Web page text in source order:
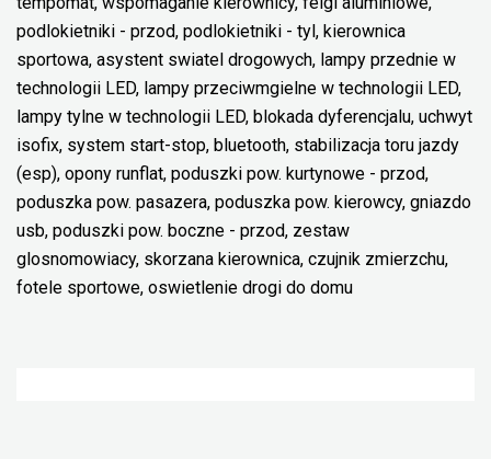
podlokietniki - przod, podlokietniki - tyl, kierownica
sportowa, asystent swiatel drogowych, lampy przednie w
technologii LED, lampy przeciwmgielne w technologii LED,
lampy tylne w technologii LED, blokada dyferencjalu, uchwyt
isofix, system start-stop, bluetooth, stabilizacja toru jazdy
(esp), opony runflat, poduszki pow. kurtynowe - przod,
poduszka pow. pasazera, poduszka pow. kierowcy, gniazdo
usb, poduszki pow. boczne - przod, zestaw
glosnomowiacy, skorzana kierownica, czujnik zmierzchu,
fotele sportowe, oswietlenie drogi do domu